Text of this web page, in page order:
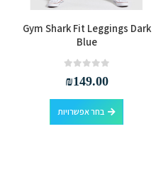
למוצר זה יש מספר סוגים. ניתן לבחור את האפשרויות בעמוד המוצר
Gym Shark Fit Leggings Dark
Blue
₪149.00
בחר אפשרויות
למוצר זה יש מספר סוגים. ניתן לבחור את האפשרויות בעמוד המוצר